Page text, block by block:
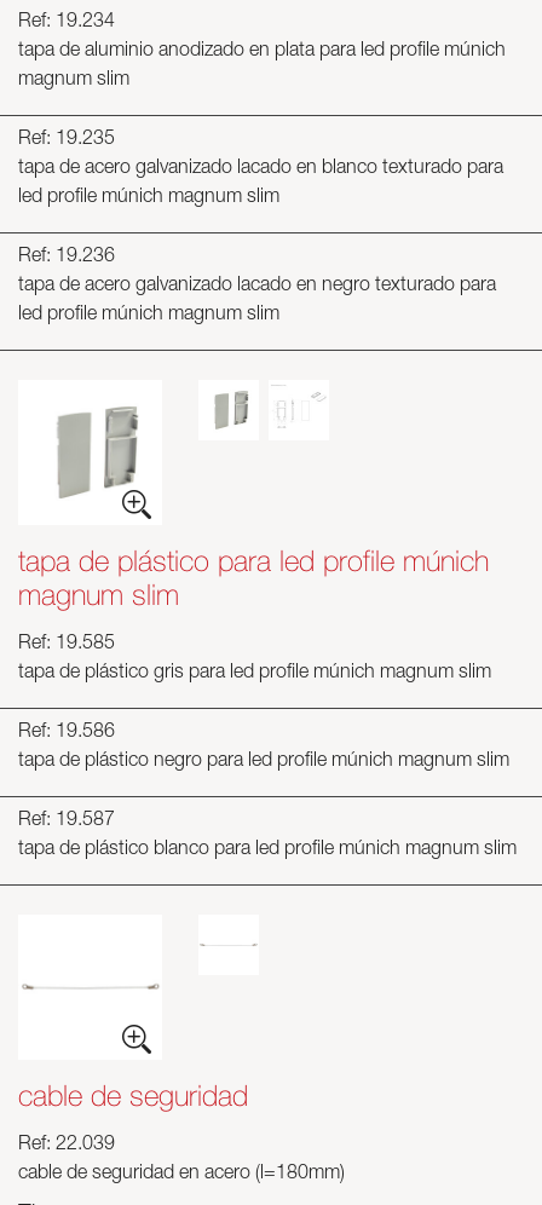
Ref: 19.234
tapa de aluminio anodizado en plata para led profile múnich
magnum slim
Ref: 19.235
tapa de acero galvanizado lacado en blanco texturado para
led profile múnich magnum slim
Ref: 19.236
tapa de acero galvanizado lacado en negro texturado para
led profile múnich magnum slim
tapa de plástico para led profile múnich
magnum slim
Ref: 19.585
tapa de plástico gris para led profile múnich magnum slim
Ref: 19.586
tapa de plástico negro para led profile múnich magnum slim
Ref: 19.587
tapa de plástico blanco para led profile múnich magnum slim
cable de seguridad
Ref: 22.039
cable de seguridad en acero (l=180mm)